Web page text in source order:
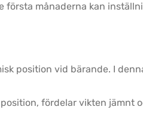
månaderna kan
position vid bärande. I
fördelar vikten jämnt